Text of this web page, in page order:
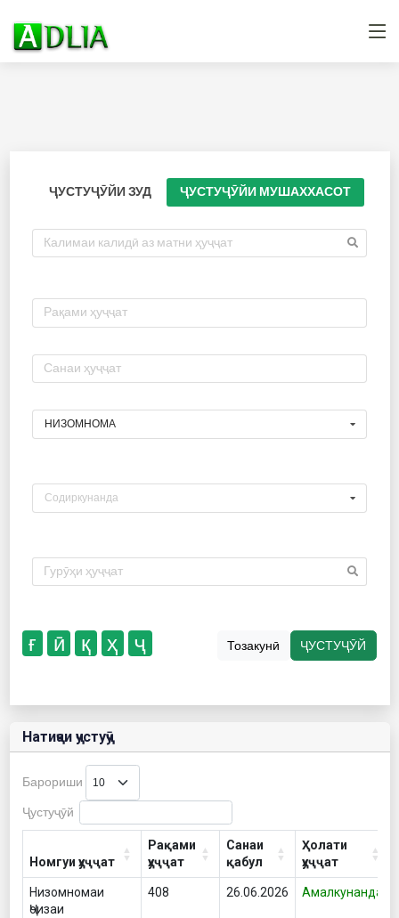
ҶУСТУҶӮЙИ ЗУД ҶУСТУҶӮЙИ МУШАХХАСОТ
НИЗОМНОМА
Содиркунанда
ғ ӣ қ ҳ ҷ Тозакунӣ ҶУСТУҶӮЙ
Натиҷаи ҷустуҷӯ
Барориши
Ҷустуҷӯй
Номгуи ҳуҷҷат
Рақами
ҳуҷҷат
Санаи
қабул
Ҳолати
ҳуҷҷат
Низомномаи
Ҷоизаи
408 26.06.2026 Амалкунанда